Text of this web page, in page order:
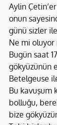
Aylin
onun
günü sizler
Ne mi oluyor
Bugün saat
gökyüzünün
Betelgeuse
Bu kavuşum
bolluğu,
bize